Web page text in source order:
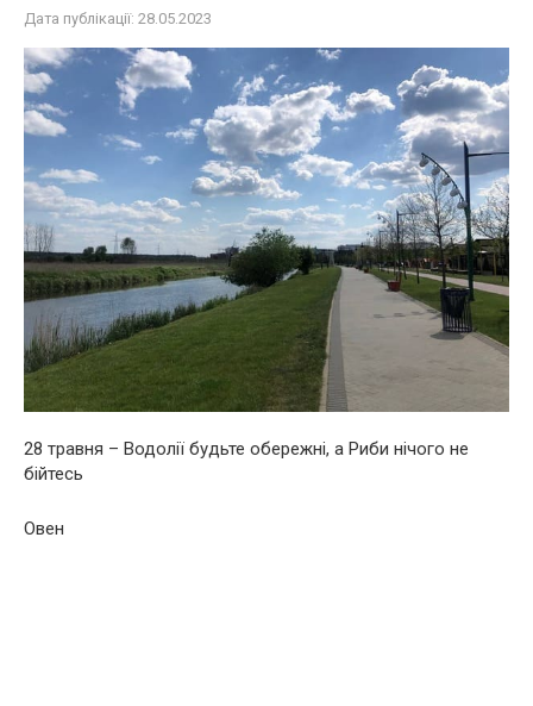
Дата публікації: 28.05.2023
28 травня – Водолії будьте обережні, а Риби нічого не
бійтесь
Овен